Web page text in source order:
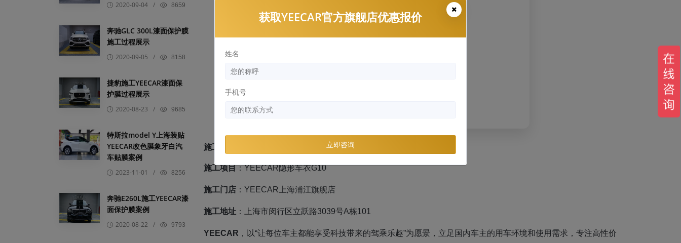
2020-09-04 / 8659
奔驰GLC 300L漆面保护膜
施工过程展示
2020-09-05 / 8158
捷豹施工YEECAR漆面保
护膜过程展示
2020-08-23 / 9685
特斯拉model Y上海装贴
YEECAR改色膜象牙白汽
车贴膜案例
2023-11-01 / 8256
奔驰E260L施工YEECAR漆
面保护膜案例
2020-08-22 / 9793
施工车型
施工项目：YEECAR隐形车衣G10
施工门店 ：YEECAR上海浦江旗舰店
施工地址 ：上海市闵行区立跃路3039号A栋101
YEECAR ，以“让每位车主都能享受科技带来的驾乘乐趣”为愿景，立足国内车主的用车环境和使用需求，专注高性价
获取YEECAR官方旗舰店优惠报价
姓名
手机号
立即咨询